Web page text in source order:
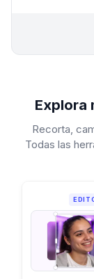
Explora
Recorta,
Todas las